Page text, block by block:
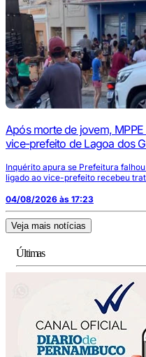
Após morte de jovem,
vice-prefeito de Lagoa dos
Inquérito apura se Prefeitura
ligado ao vice-prefeito recebeu
04/08/2026 às 17:23
Veja mais notícias
Últimas